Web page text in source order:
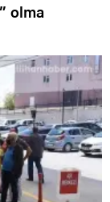
olma